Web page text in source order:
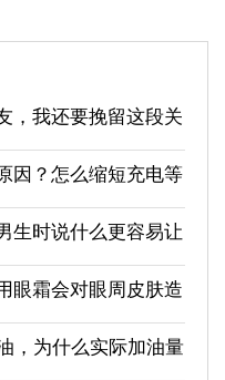
，我还要挽留这段关
因？怎么缩短充电等
生时说什么更容易让
眼霜会对眼周皮肤造
，为什么实际加油量